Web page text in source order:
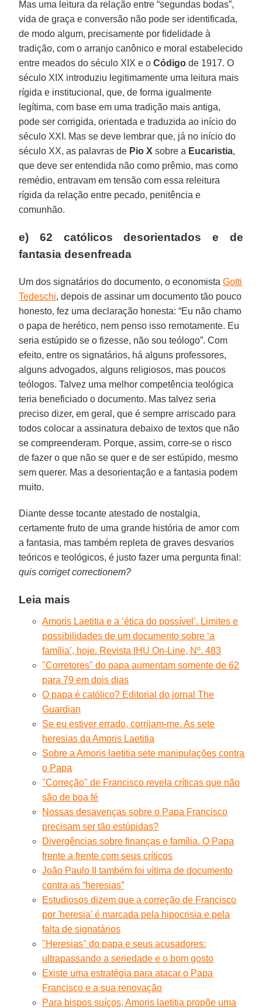
Mas uma leitura da relação entre “segundas bodas”,
vida de graça e conversão não pode ser identificada,
de modo algum, precisamente por fidelidade à
tradição, com o arranjo canônico e moral estabelecido
entre meados do século XIX e oCódigo de 1917. O
século XIX introduziu legitimamente uma leitura mais
rígida e institucional, que, de forma igualmente
legítima, com base em uma tradição mais antiga,
pode ser corrigida, orientada e traduzida ao início do
século XXI. Mas se deve lembrar que, já no início do
século XX, as palavras de Pio X sobre a Eucaristia,
que deve ser entendida não como prêmio, mas como
remédio, entravam em tensão com essa releitura
rígida da relação entre pecado, penitência e
comunhão.
e) 62 católicos desorientados e de
fantasia desenfreada
Um dos signatários do documento, o economistaGotti
Tedeschi, depois de assinar um documento tão pouco
honesto, fez uma declaração honesta: “Eu não chamo
o papa de herético, nem penso isso remotamente. Eu
seria estúpido se o fizesse, não sou teólogo”. Com
efeito, entre os signatários, há alguns professores,
alguns advogados, alguns religiosos, mas poucos
teólogos. Talvez uma melhor competência teológica
teria beneficiado o documento. Mas talvez seria
preciso dizer, em geral, que é sempre arriscado para
todos colocar a assinatura debaixo de textos que não
se compreenderam. Porque, assim, corre-se o risco
de fazer o que não se quer e de ser estúpido, mesmo
sem querer. Mas a desorientação e a fantasia podem
muito.
Diante desse tocante atestado de nostalgia,
certamente fruto de uma grande história de amor com
a fantasia, mas também repleta de graves desvarios
teóricos e teológicos, é justo fazer uma pergunta final:
quis corriget correctionem?
Leia mais
Amoris Laetitia e a ‘ética do possível’. Limites e
possibilidades de um documento sobre ‘a
família’, hoje. Revista IHU On-Line, Nº. 483
"Corretores" do papa aumentam somente de 62
para 79 em dois dias
O papa é católico? Editorial do jornal The
Guardian
Se eu estiver errado, corrijam-me. As sete
heresias da Amoris Laetitia
Sobre a Amoris laetitia sete manipulações contra
o Papa
''Correção'' de Francisco revela críticas que não
são de boa fé
Nossas desavenças sobre o Papa Francisco
precisam ser tão estúpidas?
Divergências sobre finanças e família. O Papa
frente a frente com seus críticos
João Paulo II também foi vítima de documento
contra as “heresias”
Estudiosos dizem que a correção de Francisco
por 'heresia' é marcada pela hipocrisia e pela
falta de signatários
''Heresias'' do papa e seus acusadores:
ultrapassando a seriedade e o bom gosto
Existe uma estratégia para atacar o Papa
Francisco e a sua renovação
Para bispos suíços, Amoris laetitia propõe uma